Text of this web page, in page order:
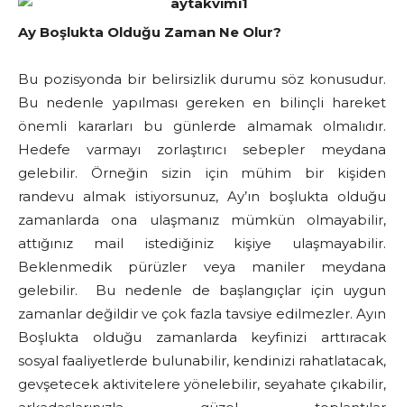
Ay Boşlukta Olduğu Zaman Ne Olur?
Bu pozisyonda bir belirsizlik durumu söz konusudur.
Bu nedenle yapılması gereken en bilinçli hareket
önemli kararları bu günlerde almamak olmalıdır.
Hedefe varmayı zorlaştırıcı sebepler meydana
gelebilir. Örneğin sizin için mühim bir kişiden
randevu almak istiyorsunuz, Ay’ın boşlukta olduğu
zamanlarda ona ulaşmanız mümkün olmayabilir,
attığınız mail istediğiniz kişiye ulaşmayabilir.
Beklenmedik pürüzler veya maniler meydana
gelebilir. Bu nedenle de başlangıçlar için uygun
zamanlar değildir ve çok fazla tavsiye edilmezler. Ayın
Boşlukta olduğu zamanlarda keyfinizi arttıracak
sosyal faaliyetlerde bulunabilir, kendinizi rahatlatacak,
gevşetecek aktivitelere yönelebilir, seyahate çıkabilir,